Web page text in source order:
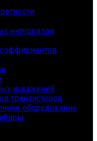
интервалов
искажений
транзисторов
оборудование